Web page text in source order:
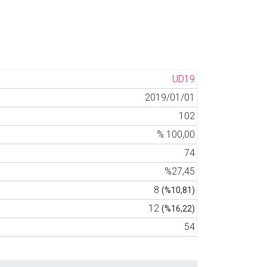
UD19
2019/01/01
102
% 100,00
74
%27,45
8 (%10,81)
12 (%16,22)
54